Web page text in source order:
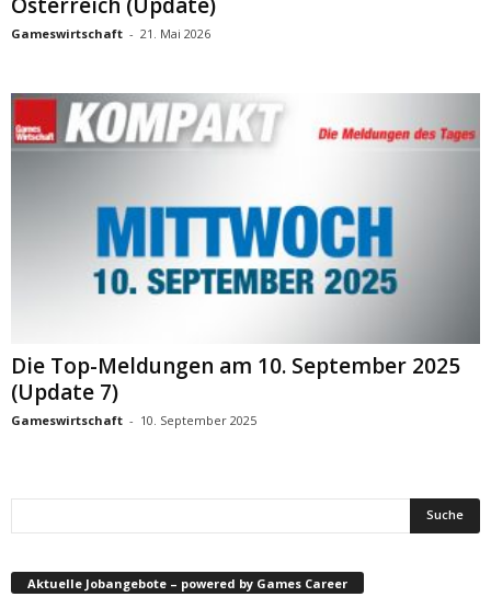
Österreich (Update)
Gameswirtschaft - 21. Mai 2026
Die Top-Meldungen am 10. September 2025
(Update 7)
Gameswirtschaft - 10. September 2025
Aktuelle Jobangebote – powered by Games Career